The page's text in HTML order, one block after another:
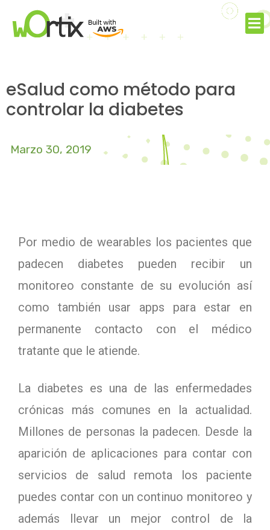
eSalud como método para
controlar la diabetes
Marzo 30, 2019
Por medio de wearables los pacientes que
padecen diabetes pueden recibir un
monitoreo constante de su evolución así
como también usar apps para estar en
permanente contacto con el médico
tratante que le atiende.
La diabetes es una de las enfermedades
crónicas más comunes en la actualidad.
Millones de personas la padecen. Desde la
aparición de aplicaciones para contar con
servicios de salud remota los paciente
puedes contar con un continuo monitoreo y
además llevar un mejor control de la